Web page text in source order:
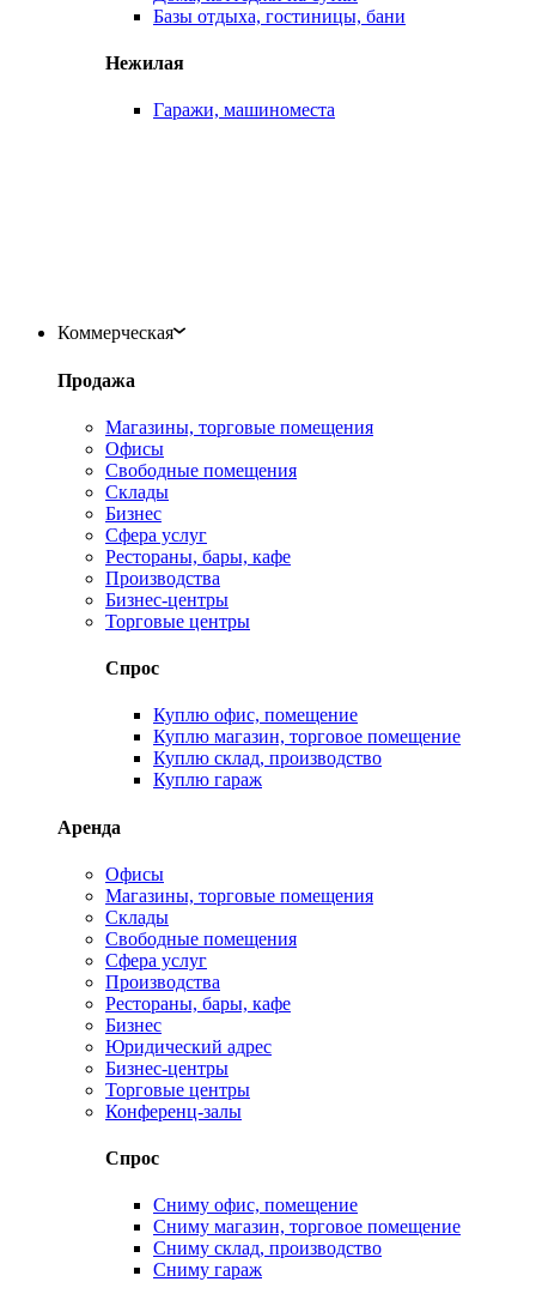
Базы отдыха, гостиницы, бани
Нежилая
Гаражи, машиноместа
Коммерческая
Продажа
Магазины, торговые помещения
Офисы
Свободные помещения
Склады
Бизнес
Сфера услуг
Рестораны, бары, кафе
Производства
Бизнес-центры
Торговые центры
Спрос
Куплю офис, помещение
Куплю магазин, торговое помещение
Куплю склад, производство
Куплю гараж
Аренда
Офисы
Магазины, торговые помещения
Склады
Свободные помещения
Сфера услуг
Производства
Рестораны, бары, кафе
Бизнес
Юридический адрес
Бизнес-центры
Торговые центры
Конференц-залы
Спрос
Сниму офис, помещение
Сниму магазин, торговое помещение
Сниму склад, производство
Сниму гараж